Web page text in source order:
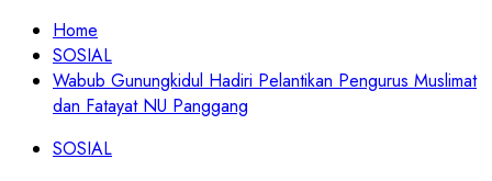
Home
SOSIAL
Wabub Gunungkidul Hadiri Pelantikan Pengurus Muslimat
dan Fatayat NU Panggang
SOSIAL